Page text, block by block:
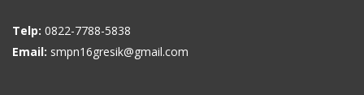
Telp: 0822-7788-5838
Email: smpn16gresik@gmail.com